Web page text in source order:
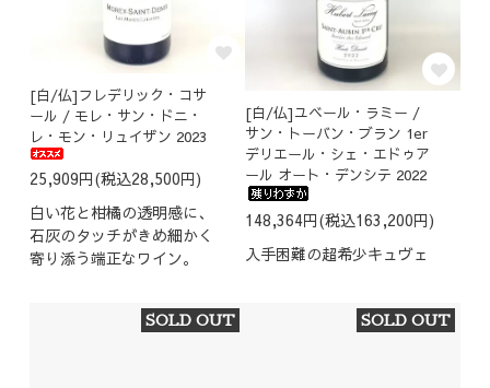
[白/仏]フレデリック・コサ
ール / モレ・サン・ドニ・
レ・モン・リュイザン 2023
25,909円(税込28,500円)
白い花と柑橘の透明感に、
石灰のタッチがきめ細かく
寄り添う端正なワイン。
[白/仏]ユベール・ラミー /
サン・トーバン・ブラン 1er
デリエール・シェ・エドゥア
ール オート・デンシテ 2022
148,364円(税込163,200円)
入手困難の超希少キュヴェ
SOLD OUT SOLD OUT